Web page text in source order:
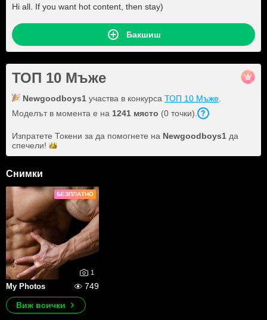
Hi all. If you want hot content, then stay)
Бакшиш
ТОП 10 Мъже
Newgoodboys1 участва в конкурса ТОП 10 Мъже
Моделът в момента е на 1241 място (0 точки).
Изпратете Токени за да помогнете на Newgoodboys1 да
спечели!
Снимки
БЕЗПЛАТНО
1
My Photos
749
Виж всички